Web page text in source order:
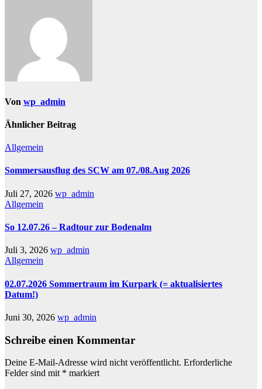
Von wp_admin
Ähnlicher Beitrag
Allgemein
Sommersausflug des SCW am 07./08.Aug 2026
Juli 27, 2026 wp_admin
Allgemein
So 12.07.26 – Radtour zur Bodenalm
Juli 3, 2026 wp_admin
Allgemein
02.07.2026 Sommertraum im Kurpark (= aktualisiertes
Datum!)
Juni 30, 2026 wp_admin
Schreibe einen Kommentar
Deine E-Mail-Adresse wird nicht veröffentlicht. Erforderliche
Felder sind mit * markiert